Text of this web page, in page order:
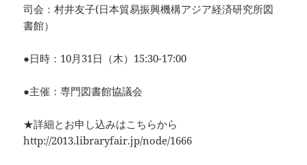
司会：村井友子(日本貿易振興機構アジア経済研究所図
書館）
●日時：10月31日（木）15:30-17:00
●主催：専門図書館協議会
★詳細とお申し込みはこちらから
http://2013.libraryfair.jp/node/1666